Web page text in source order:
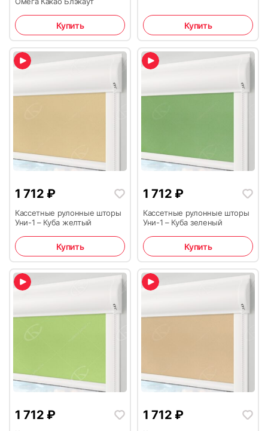
Купить Купить
1 712 ₽
Кассетные рулонные шторы
Уни-1 – Куба желтый
Купить
1 712 ₽
Кассетные рулонные шторы
Уни-1 – Куба зеленый
Купить
1 712 ₽ 1 712 ₽